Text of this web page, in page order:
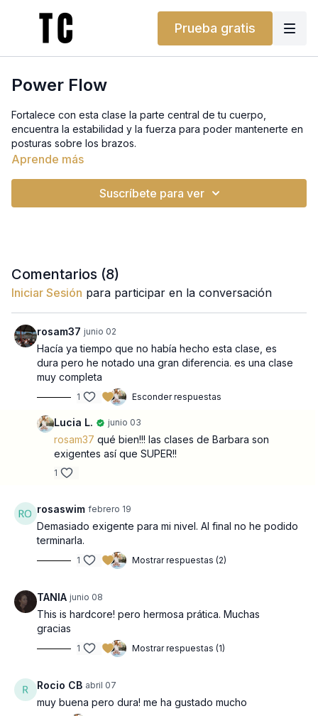
Prueba gratis
Power Flow
Fortalece con esta clase la parte central de tu cuerpo,
encuentra la estabilidad y la fuerza para poder mantenerte en
posturas sobre los brazos.
Aprende más
Suscríbete para ver
Comentarios (8)
Iniciar Sesión para participar en la conversación
rosam37 junio 02
Hacía ya tiempo que no había hecho esta clase, es
dura pero he notado una gran diferencia. es una clase
muy completa
1 Esconder respuestas
Lucia L. junio 03
rosam37 qué bien!!! las clases de Barbara son
exigentes así que SUPER!!
1
rosaswim febrero 19
Demasiado exigente para mi nivel. Al final no he podido
terminarla.
1 Mostrar respuestas (2)
TANIA junio 08
This is hardcore! pero hermosa prática. Muchas
gracias
1 Mostrar respuestas (1)
Rocio CB abril 07
muy buena pero dura! me ha gustado mucho